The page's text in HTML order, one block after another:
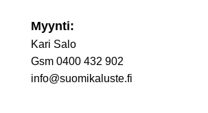
Myynti:
Kari Salo
Gsm 0400 432 902
info@suomikaluste.fi